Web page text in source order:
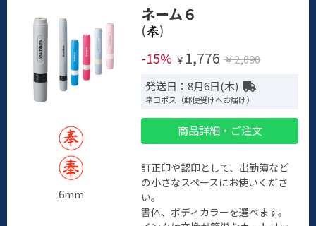
6mm
ネーム６
(
)
-15% ￥ 1,776 ￥2,090
発送日：8月6日(木)
ネコポス（郵便受けへお届け）
商品詳細・ご注文
訂正印や認印として、出勤簿など
の小さなスペースにお使いくださ
い。
書体、ボディカラーを選べます。